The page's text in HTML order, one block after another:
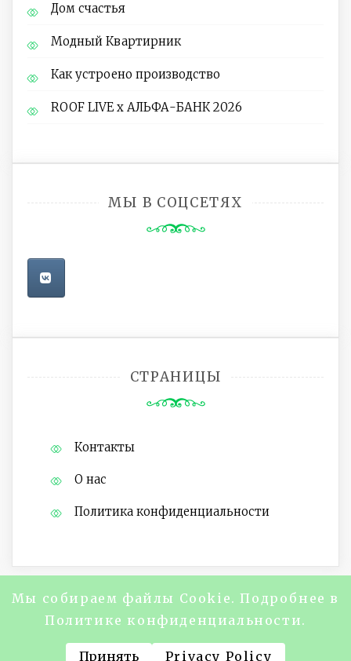
Дом счастья
Модный Квартирник
Как устроено производство
ROOF LIVE x АЛЬФА-БАНК 2026
МЫ В СОЦСЕТЯХ
СТРАНИЦЫ
Контакты
О нас
Политика конфиденциальности
Copyright @2024 Журнал "About Life
Magazine" Все права защищены.
На платформе WordPress Тема Saraswati
Мы собираем файлы Cookie. Подробнее в
Политике конфиденциальности.
Принять Privacy Policy